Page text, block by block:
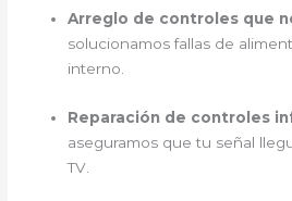
Arreglo de controles que
solucionamos fallas de
interno.
Reparación de controles
aseguramos que tu señal
TV.